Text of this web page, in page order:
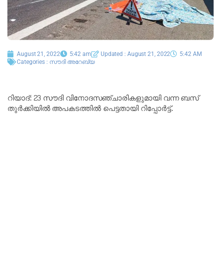
August 21, 2022 5:42 am Updated : August 21, 2022
5:42 AM
Categories : സൗദി അറേബ്യ
റിയാദ്: 23 സൗദി വിനോദസഞ്ചാരികളുമായി വന്ന ബസ്
തുർക്കിയിൽ അപകടത്തിൽ പെട്ടതായി റിപ്പോർട്ട്.